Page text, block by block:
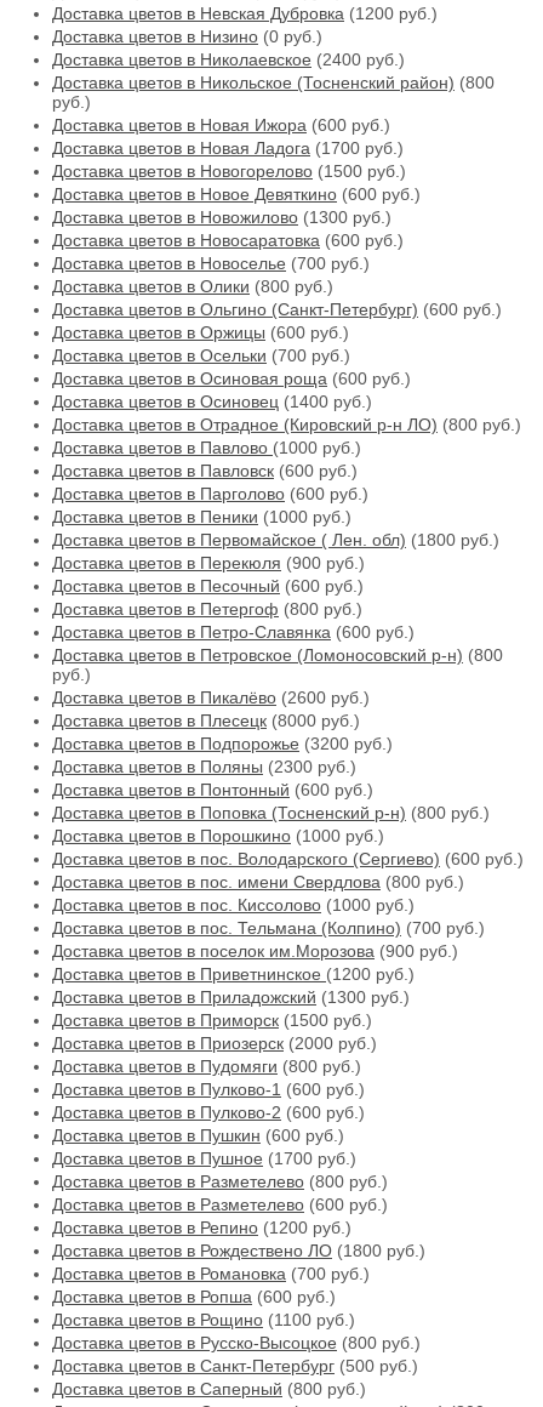
Доставка цветов в Невская Дубровка (1200 руб.)
Доставка цветов в Низино (0 руб.)
Доставка цветов в Николаевское (2400 руб.)
Доставка цветов в Никольское (Тосненский район) (800
руб.)
Доставка цветов в Новая Ижора (600 руб.)
Доставка цветов в Новая Ладога (1700 руб.)
Доставка цветов в Новогорелово (1500 руб.)
Доставка цветов в Новое Девяткино (600 руб.)
Доставка цветов в Новожилово (1300 руб.)
Доставка цветов в Новосаратовка (600 руб.)
Доставка цветов в Новоселье (700 руб.)
Доставка цветов в Олики (800 руб.)
Доставка цветов в Ольгино (Санкт-Петербург) (600 руб.)
Доставка цветов в Оржицы (600 руб.)
Доставка цветов в Осельки (700 руб.)
Доставка цветов в Осиновая роща (600 руб.)
Доставка цветов в Осиновец (1400 руб.)
Доставка цветов в Отрадное (Кировский р-н ЛО) (800 руб.)
Доставка цветов в Павлово (1000 руб.)
Доставка цветов в Павловск (600 руб.)
Доставка цветов в Парголово (600 руб.)
Доставка цветов в Пеники (1000 руб.)
Доставка цветов в Первомайское ( Лен. обл) (1800 руб.)
Доставка цветов в Перекюля (900 руб.)
Доставка цветов в Песочный (600 руб.)
Доставка цветов в Петергоф (800 руб.)
Доставка цветов в Петро-Славянка (600 руб.)
Доставка цветов в Петровское (Ломоносовский р-н) (800
руб.)
Доставка цветов в Пикалёво (2600 руб.)
Доставка цветов в Плесецк (8000 руб.)
Доставка цветов в Подпорожье (3200 руб.)
Доставка цветов в Поляны (2300 руб.)
Доставка цветов в Понтонный (600 руб.)
Доставка цветов в Поповка (Тосненский р-н) (800 руб.)
Доставка цветов в Порошкино (1000 руб.)
Доставка цветов в пос. Володарского (Сергиево) (600 руб.)
Доставка цветов в пос. имени Свердлова (800 руб.)
Доставка цветов в пос. Киссолово (1000 руб.)
Доставка цветов в пос. Тельмана (Колпино) (700 руб.)
Доставка цветов в поселок им.Морозова (900 руб.)
Доставка цветов в Приветнинское (1200 руб.)
Доставка цветов в Приладожский (1300 руб.)
Доставка цветов в Приморск (1500 руб.)
Доставка цветов в Приозерск (2000 руб.)
Доставка цветов в Пудомяги (800 руб.)
Доставка цветов в Пулково-1 (600 руб.)
Доставка цветов в Пулково-2 (600 руб.)
Доставка цветов в Пушкин (600 руб.)
Доставка цветов в Пушное (1700 руб.)
Доставка цветов в Разметелево (800 руб.)
Доставка цветов в Разметелево (600 руб.)
Доставка цветов в Репино (1200 руб.)
Доставка цветов в Рождествено ЛО (1800 руб.)
Доставка цветов в Романовка (700 руб.)
Доставка цветов в Ропша (600 руб.)
Доставка цветов в Рощино (1100 руб.)
Доставка цветов в Русско-Высоцкое (800 руб.)
Доставка цветов в Санкт-Петербург (500 руб.)
Доставка цветов в Саперный (800 руб.)